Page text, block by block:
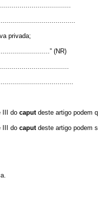
privada;
(NR)
III do caputdeste artigo podem
III do caputdeste artigo podem